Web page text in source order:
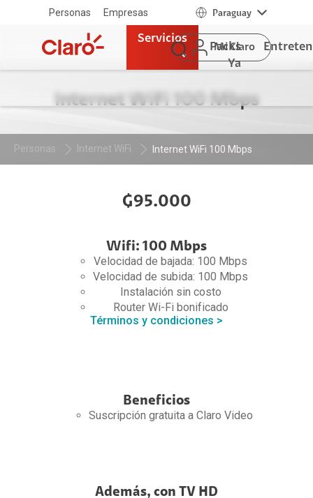
Personas Empresas Paraguay
Servicios
Packs
Ya
Mi Claro
Internet WiFi 100 Mbps
Personas Internet WiFi Internet WiFi 100 Mbps
₲95.000
Wifi: 100 Mbps
Velocidad de bajada: 100 Mbps
Velocidad de subida: 100 Mbps
Instalación sin costo
Router Wi-Fi bonificado
Términos y condiciones >
Beneficios
Suscripción gratuita a Claro Video
Además, con TV HD